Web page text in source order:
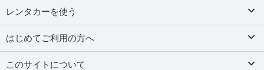
レンタカーを使う
はじめてご利用の方へ
このサイトについて